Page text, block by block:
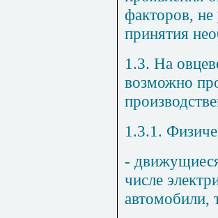
факторов,
принятия
1.3. На
возможно
1.3.1.
-
числе
автомобили,